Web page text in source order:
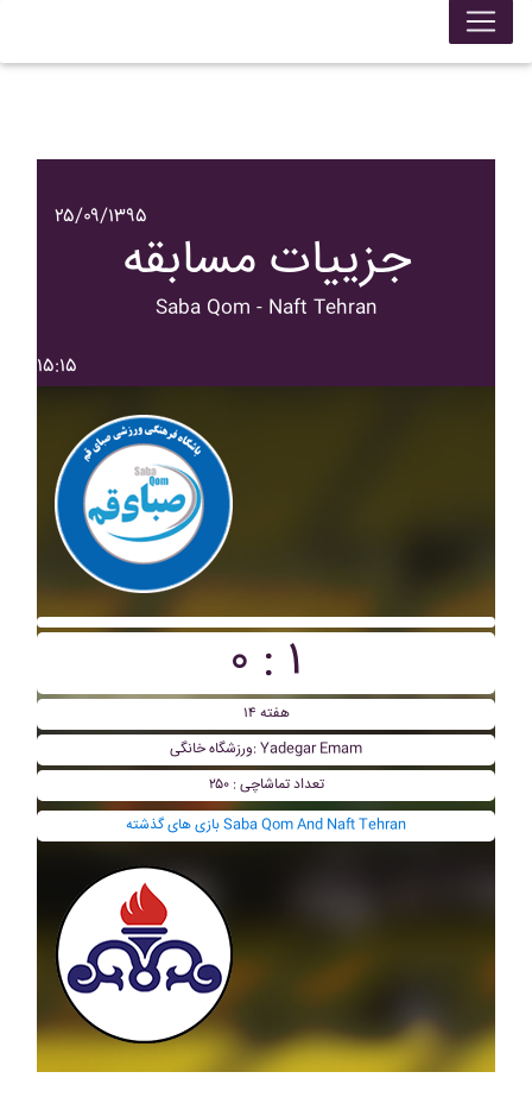
۲۵/۰۹/۱۳۹۵
جزییات مسابقه
Saba Qom - Naft Tehran
۱۵:۱۵
۰ : ۱
هفته ۱۴
ورزشگاه خانگی: Yadegar Emam
تعداد تماشاچی : ۲۵۰
بازی های گذشته Saba Qom And Naft Tehran